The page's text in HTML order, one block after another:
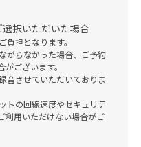
選択いただいた場合
負担となります。
がらなかった場合、ご予約
ございます。
音させていただいておりま
トの回線速度やセキュリテ
利用いただけない場合がご